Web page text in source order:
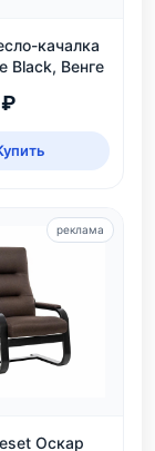
качалка
Black, Венге
Оскар
реклама